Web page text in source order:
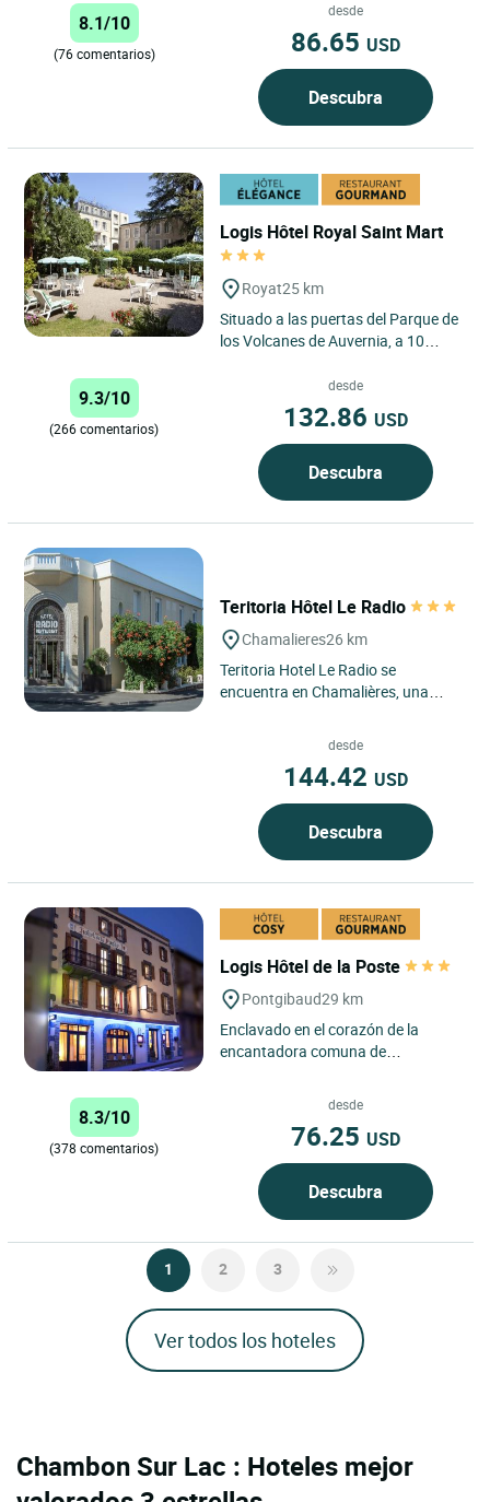
8.1/10
(76 comentarios)
desde
86.65 USD
Descubra
Logis Hôtel Royal Saint Mart
Royat25 km
Situado a las puertas del Parque de
los Volcanes de Auvernia, a 10
minutos de Vulcania y a...
9.3/10
(266 comentarios)
desde
132.86 USD
Descubra
Teritoria Hôtel Le Radio
Chamalieres26 km
Teritoria Hotel Le Radio se
encuentra en Chamalières, una
Clermont-Ferrand, en el corazón...
desde
144.42 USD
Descubra
Logis Hôtel de la Poste
Pontgibaud29 km
Enclavado en el corazón de la
encantadora comuna de
Poste ofrece a los viajeros una
8.3/10
(378 comentarios)
desde
76.25 USD
Descubra
1 2 3
Ver todos los hoteles
Chambon Sur Lac : Hoteles mejor